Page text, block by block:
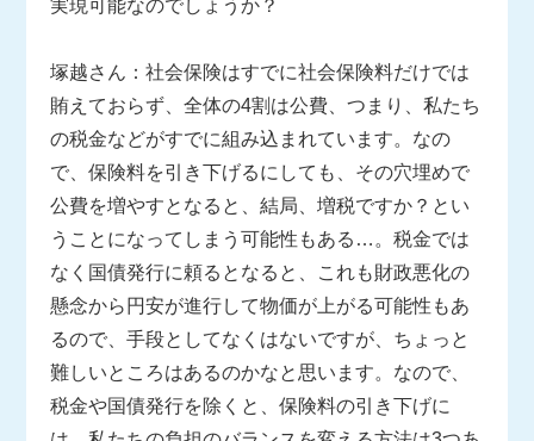
実現可能なのでしょうか？
塚越さん：社会保険はすでに社会保険料だけでは
賄えておらず、全体の4割は公費、つまり、私たち
の税金などがすでに組み込まれています。なの
で、保険料を引き下げるにしても、その穴埋めで
公費を増やすとなると、結局、増税ですか？とい
うことになってしまう可能性もある…。税金では
なく国債発行に頼るとなると、これも財政悪化の
懸念から円安が進行して物価が上がる可能性もあ
るので、手段としてなくはないですが、ちょっと
難しいところはあるのかなと思います。なので、
税金や国債発行を除くと、保険料の引き下げに